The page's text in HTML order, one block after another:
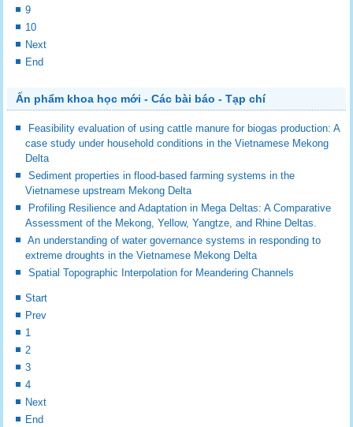
9
10
Next
End
Ấn phẩm khoa học mới - Các bài báo - Tạp chí
Feasibility evaluation of using cattle manure for biogas production: A
case study under household conditions in the Vietnamese Mekong
Delta
Sediment properties in flood-based farming systems in the
Vietnamese upstream Mekong Delta
Profiling Resilience and Adaptation in Mega Deltas: A Comparative
Assessment of the Mekong, Yellow, Yangtze, and Rhine Deltas.
An understanding of water governance systems in responding to
extreme droughts in the Vietnamese Mekong Delta
Spatial Topographic Interpolation for Meandering Channels
Start
Prev
1
2
3
4
Next
End